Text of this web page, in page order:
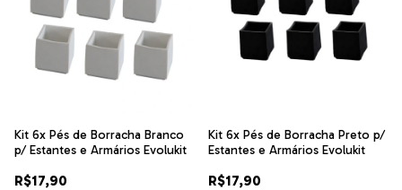
Kit 6x Pés de Borracha Branco
p/ Estantes e Armários Evolukit
R$17,90
Kit 6x Pés de Borracha Preto p/
Estantes e Armários Evolukit
R$17,90